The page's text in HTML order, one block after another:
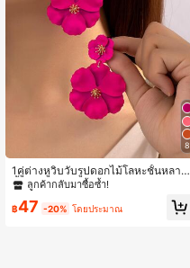
8
1คู่ต่างหูวิบวับรูปดอกไม้โลหะชั้นหลาย
ชั้นไม่สมมาตร เหมาะสำหรับการนัดเด
ทน์ วันแม่ วันมารดา
ลูกค้ากลับมาซื้อซ้ำ!
฿47 -20% โดยประมาณ